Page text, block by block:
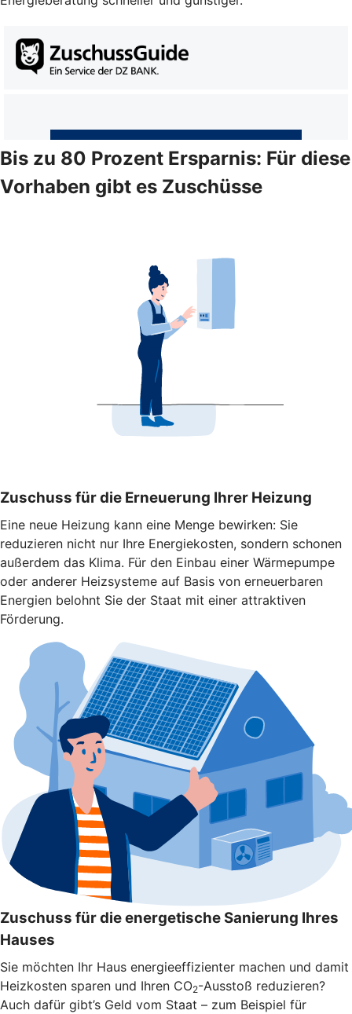
Bis zu 80 Prozent Ersparnis: Für diese
Vorhaben gibt es Zuschüsse
Zuschuss für die Erneuerung Ihrer Heizung
Eine neue Heizung kann eine Menge bewirken: Sie
reduzieren nicht nur Ihre Energiekosten, sondern schonen
außerdem das Klima. Für den Einbau einer Wärmepumpe
oder anderer Heizsysteme auf Basis von erneuerbaren
Energien belohnt Sie der Staat mit einer attraktiven
Förderung.
Zuschuss für die energetische Sanierung Ihres
Hauses
Sie möchten Ihr Haus energieeffizienter machen und damit
Heizkosten sparen und Ihren CO2-Ausstoß reduzieren?
Auch dafür gibt’s Geld vom Staat – zum Beispiel für